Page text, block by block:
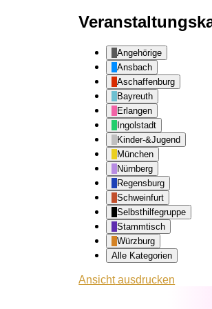
Angehörige
Ansbach
Aschaffenburg
Bayreuth
Erlangen
Ingolstadt
Kinder-&Jugend
München
Nürnberg
Regensburg
Schweinfurt
Selbsthilfegruppe
Stammtisch
Würzburg
Alle Kategorien
Ansichtausdrucken